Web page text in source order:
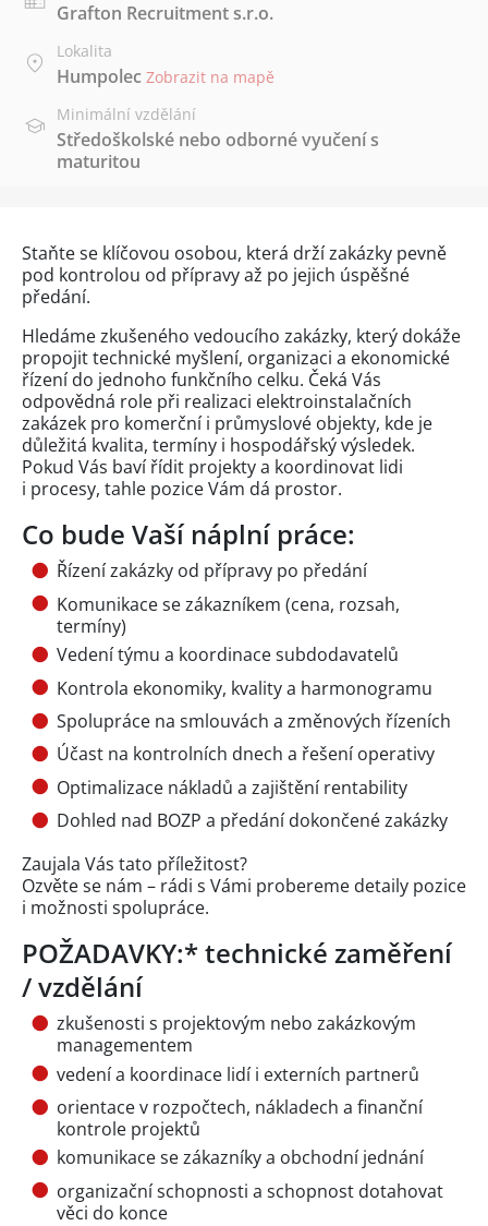
Grafton Recruitment s.r.o.
Lokalita
Humpolec Zobrazit na mapě
Minimální vzdělání
Středoškolské nebo odborné vyučení s
maturitou
Staňte se klíčovou osobou, která drží zakázky pevně
pod kontrolou od přípravy až po jejich úspěšné
předání.
Hledáme zkušeného vedoucího zakázky, který dokáže
propojit technické myšlení, organizaci a ekonomické
řízení do jednoho funkčního celku. Čeká Vás
odpovědná role při realizaci elektroinstalačních
zakázek pro komerční i průmyslové objekty, kde je
důležitá kvalita, termíny i hospodářský výsledek.
Pokud Vás baví řídit projekty a koordinovat lidi
i procesy, tahle pozice Vám dá prostor.
Co bude Vaší náplní práce:
Řízení zakázky od přípravy po předání
Komunikace se zákazníkem (cena, rozsah,
termíny)
Vedení týmu a koordinace subdodavatelů
Kontrola ekonomiky, kvality a harmonogramu
Spolupráce na smlouvách a změnových řízeních
Účast na kontrolních dnech a řešení operativy
Optimalizace nákladů a zajištění rentability
Dohled nad BOZP a předání dokončené zakázky
Zaujala Vás tato příležitost?
Ozvěte se nám – rádi s Vámi probereme detaily pozice
i možnosti spolupráce.
POŽADAVKY:* technické zaměření
/ vzdělání
zkušenosti s projektovým nebo zakázkovým
managementem
vedení a koordinace lidí i externích partnerů
orientace v rozpočtech, nákladech a finanční
kontrole projektů
komunikace se zákazníky a obchodní jednání
organizační schopnosti a schopnost dotahovat
věci do konce